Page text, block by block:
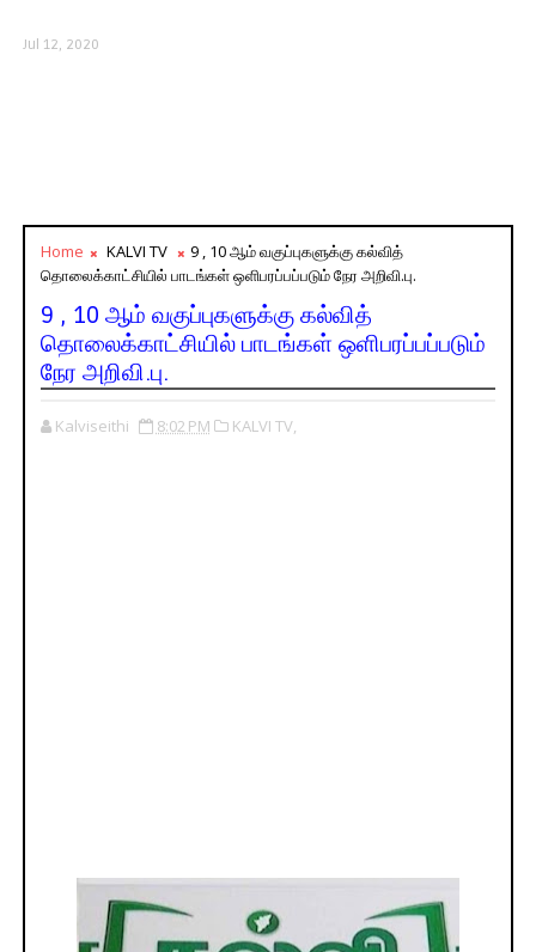
Jul 12, 2020
Home KALVI TV
9 , 10 ஆம் வகுப்புகளுக்கு கல்வித்
தொலைக்காட்சியில் பாடங்கள் ஒளிபரப்பப்படும் நேர அறிவி.பு.
9 , 10 ஆம் வகுப்புகளுக்கு கல்வித்
தொலைக்காட்சியில் பாடங்கள் ஒளிபரப்பப்படும்
நேர அறிவி.பு.
Kalviseithi 8:02 PM KALVI TV,